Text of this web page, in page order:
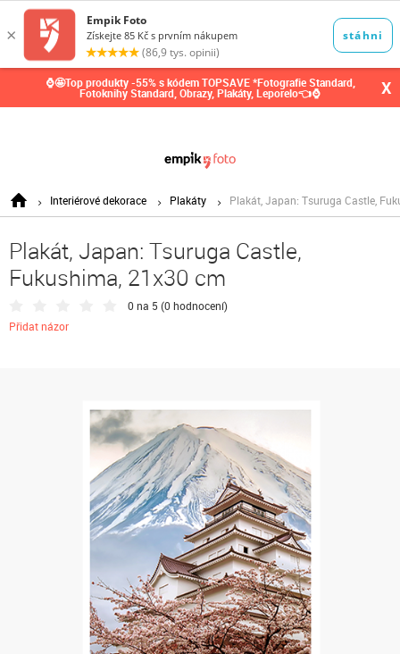
⌚🤩Top produkty -55% s kódem TOPSAVE *Fotografie Standard,
Fotoknihy Standard, Obrazy, Plakáty, Leporelo👈⌚ X
Interiérové dekorace Plakáty Plakát, Japan: Tsuruga Castle,
Plakát, Japan: Tsuruga Castle,
Fukushima, 21x30 cm
0 na 5 (0 hodnocení)
Přidat názor